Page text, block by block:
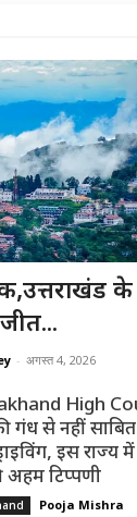
के
- अगस्त 4, 2026
High
गंध से नहीं साबित
इस राज्य में
अहम टिप्पणी
Pooja Mishra